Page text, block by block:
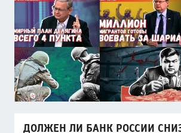
ДОЛЖЕН ЛИ БАНК РОССИИ